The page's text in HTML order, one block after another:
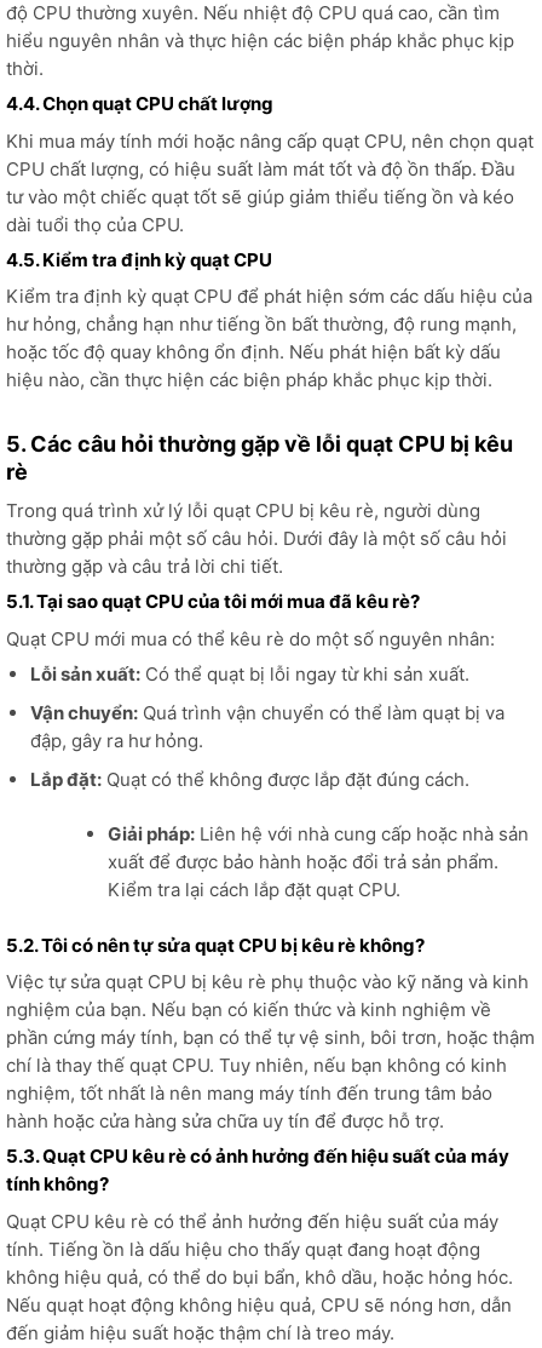
độ CPU thường xuyên. Nếu nhiệt độ CPU quá cao, cần tìm
hiểu nguyên nhân và thực hiện các biện pháp khắc phục kịp
thời.
4.4. Chọn quạt CPU chất lượng
Khi mua máy tính mới hoặc nâng cấp quạt CPU, nên chọn quạt
CPU chất lượng, có hiệu suất làm mát tốt và độ ồn thấp. Đầu
tư vào một chiếc quạt tốt sẽ giúp giảm thiểu tiếng ồn và kéo
dài tuổi thọ của CPU.
4.5. Kiểm tra định kỳ quạt CPU
Kiểm tra định kỳ quạt CPU để phát hiện sớm các dấu hiệu của
hư hỏng, chẳng hạn như tiếng ồn bất thường, độ rung mạnh,
hoặc tốc độ quay không ổn định. Nếu phát hiện bất kỳ dấu
hiệu nào, cần thực hiện các biện pháp khắc phục kịp thời.
5. Các câu hỏi thường gặp về lỗi quạt CPU bị kêu
rè
Trong quá trình xử lý lỗi quạt CPU bị kêu rè, người dùng
thường gặp phải một số câu hỏi. Dưới đây là một số câu hỏi
thường gặp và câu trả lời chi tiết.
5.1. Tại sao quạt CPU của tôi mới mua đã kêu rè?
Quạt CPU mới mua có thể kêu rè do một số nguyên nhân:
Lỗi sản xuất:Có thể quạt bị lỗi ngay từ khi sản xuất.
Vận chuyển:Quá trình vận chuyển có thể làm quạt bị va
đập, gây ra hư hỏng.
Lắp đặt:Quạt có thể không được lắp đặt đúng cách.
Giải pháp: Liên hệ với nhà cung cấp hoặc nhà sản
xuất để được bảo hành hoặc đổi trả sản phẩm.
Kiểm tra lại cách lắp đặt quạt CPU.
5.2. Tôi có nên tự sửa quạt CPU bị kêu rè không?
Việc tự sửa quạt CPU bị kêu rè phụ thuộc vào kỹ năng và kinh
nghiệm của bạn. Nếu bạn có kiến thức và kinh nghiệm về
phần cứng máy tính, bạn có thể tự vệ sinh, bôi trơn, hoặc thậm
chí là thay thế quạt CPU. Tuy nhiên, nếu bạn không có kinh
nghiệm, tốt nhất là nên mang máy tính đến trung tâm bảo
hành hoặc cửa hàng sửa chữa uy tín để được hỗ trợ.
5.3. Quạt CPU kêu rè có ảnh hưởng đến hiệu suất của máy
tính không?
Quạt CPU kêu rè có thể ảnh hưởng đến hiệu suất của máy
tính. Tiếng ồn là dấu hiệu cho thấy quạt đang hoạt động
không hiệu quả, có thể do bụi bẩn, khô dầu, hoặc hỏng hóc.
Nếu quạt hoạt động không hiệu quả, CPU sẽ nóng hơn, dẫn
đến giảm hiệu suất hoặc thậm chí là treo máy.